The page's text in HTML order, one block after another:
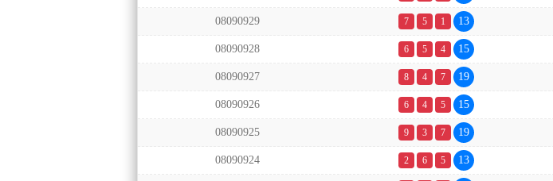
08090929 7 5 1 13
08090928 6 5 4 15
08090927 8 4 7 19
08090926 6 4 5 15
08090925 9 3 7 19
08090924 2 6 5 13